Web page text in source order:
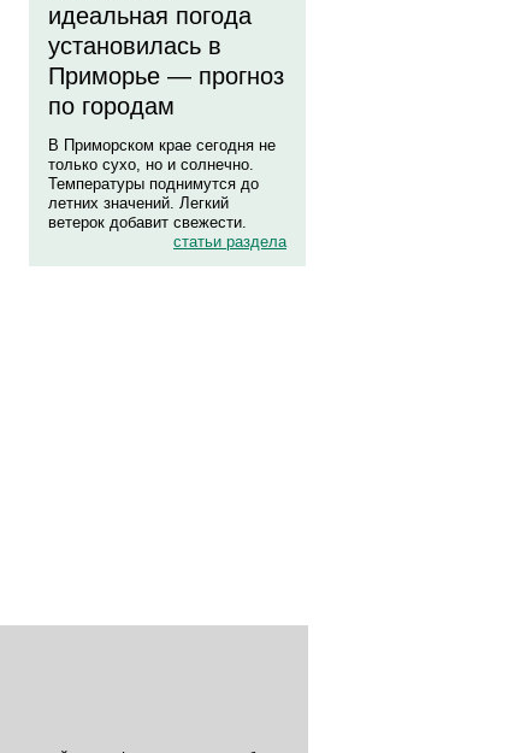
идеальная погода
установилась в
Приморье — прогноз
по городам
В Приморском крае сегодня не
только сухо, но и солнечно.
Температуры поднимутся до
летних значений. Легкий
ветерок добавит свежести.
статьи раздела